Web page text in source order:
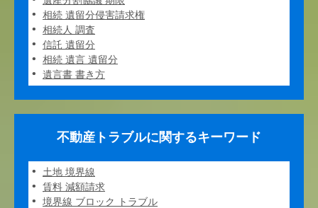
相続 遺留分侵害請求権
相続人 調査
信託 遺留分
相続 遺言 遺留分
遺言書 書き方
不動産トラブルに関するキーワード
土地 境界線
賃料 減額請求
境界線 ブロック トラブル